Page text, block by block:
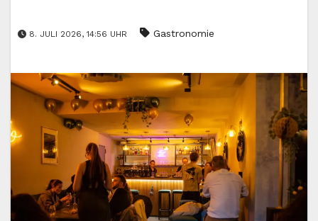
8. JULI 2026, 14:56 UHR Gastronomie